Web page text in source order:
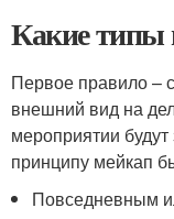
Какие типы
Первое правило –
внешний вид на
мероприятии
принципу мейкап
Повседневным